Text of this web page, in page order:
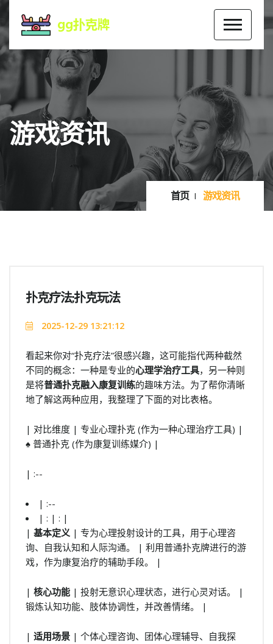
游戏资讯
首页 游戏资讯
扑克疗法;扑克玩法
2025-12-29 13:21:12
看起来你对“扑克疗法”很感兴趣，这可能指代两种截然
不同的概念：一种是专业的心理学治疗工具，另一种则
是将普通扑克融入康复训练的趣味方法。为了帮你清晰
地了解这两种应用，我整理了下面的对比表格。
| 对比维度 | 专业心理扑克 (作为一种心理治疗工具) |
♠️ 普通扑克 (作为康复训练媒介) |
| :--
| :--
| : | : |
| 基本定义 | 专为心理投射设计的工具，用于心理咨
询、自我认知和人际沟通。 | 利用普通扑克牌进行的游
戏，作为康复治疗的辅助手段。 |
| 核心功能 | 投射无意识心理状态，进行心灵对话。 |
锻炼认知功能、肢体协调性，并改善情绪。 |
| 适用场景 | 个体心理咨询、团体心理辅导、自我探